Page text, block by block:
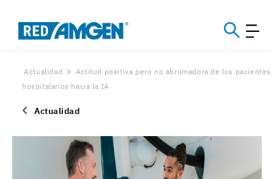
Actualidad
Actitud positiva pero no abrumadora de los pacientes
hospitalarios hacia la IA
Actualidad